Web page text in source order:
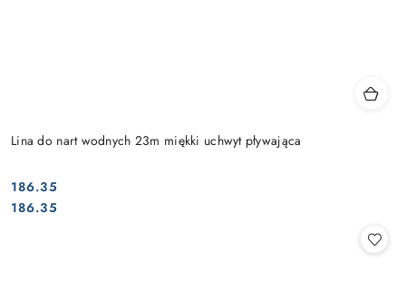
Lina do nart wodnych 23m miękki uchwyt pływająca
Cena:
186.35
Cena:
186.35